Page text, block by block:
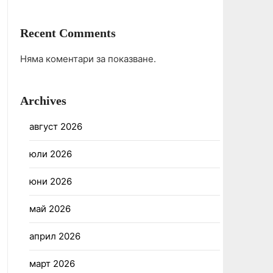
Recent Comments
Няма коментари за показване.
Archives
август 2026
юли 2026
юни 2026
май 2026
април 2026
март 2026